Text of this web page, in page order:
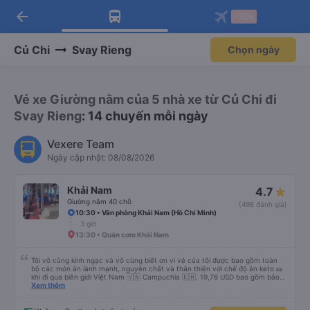
Tải app Vexere ngay!
Nhận ưu đãi thành viên độc
Mở app
Tải app Vexere
-30k/ghế khi đặt vé máy bay qua
Mở app
arrow_back
Củ Chi Svay Rieng Chọn ngày
Vé xe Giường nằm của 5 nhà xe từ Củ Chi đi
Svay Rieng: 14 chuyến mỗi ngày
Vexere Team
Ngày cập nhật: 08/08/2026
Khải Nam
Giường nằm 40 chỗ
4.7
(496 đánh giá)
10:30 • Văn phòng Khải Nam (Hồ Chí Minh)
3 giờ
13:30 • Quán cơm Khải Nam
Tôi vô cùng kinh ngạc và vô cùng biết ơn vì vé của tôi được bao gồm toàn
bộ các món ăn lành mạnh, nguyên chất và thân thiện với chế độ ăn keto 🎫
khi đi qua biên giới Việt Nam 🇻🇳 Campuchia 🇰🇭. 19,76 USD bao gồm bảo
hiểm, nước, khăn giấy ướt, túi đựng giày, máy lạnh, sự hỗ trợ tại biên giới để
Xem thêm